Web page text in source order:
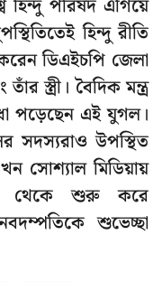
হিন্দু পরিষদ এগিয়ে
হিন্দু রীতি
ডিএইচপি জেলা
স্ত্রী। বৈদিক মন্ত্র
পড়েছেন এই যুগল।
সদস্যরাও উপস্থিত
সোশ্যাল মিডিয়ায়
থেকে শুরু করে
শুভেচ্ছা